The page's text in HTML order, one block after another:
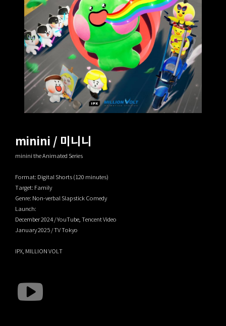
minini / 미니니
minini the Animated Series
Format: Digital Shorts (120 minutes)
Target: Family
Genre: Non-verbal Slapstick Comedy
Launch:
December 2024 / YouTube, Tencent Video
January 2025 / TV Tokyo
IPX, MILLION VOLT